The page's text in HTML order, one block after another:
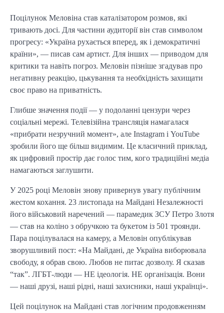
Поцілунок Меловіна став каталізатором розмов, які
тривають досі. Для частини аудиторії він став символом
прогресу: «Україна рухається вперед, як і демократичні
країни», — писав сам артист. Для інших — приводом для
критики та навіть погроз. Меловін пізніше згадував про
негативну реакцію, цькування та необхідність захищати
своє право на приватність.
Глибше значення події — у подоланні цензури через
соціальні мережі. Телевізійна трансляція намагалася
«прибрати незручний момент», але Instagram і YouTube
зробили його ще більш видимим. Це класичний приклад,
як цифровий простір дає голос тим, кого традиційні медіа
намагаються заглушити.
У 2025 році Меловін знову привернув увагу публічним
жестом кохання. 23 листопада на Майдані Незалежності
його військовий наречений — парамедик ЗСУ Петро Злотя
— став на коліно з обручкою та букетом із 501 троянди.
Пара поцілувалася на камеру, а Меловін опублікував
зворушливий пост: «На Майдані, де Україна виборювала
свободу, я обрав свою. Любов не питає дозволу. Я сказав
“так”. ЛГБТ-люди — НЕ ідеологія. НЕ організація. Вони
— наші друзі, наші рідні, наші захисники, наші українці».
Цей поцілунок на Майдані став логічним продовженням